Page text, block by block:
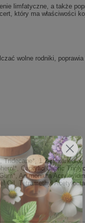
limfatyczne, a także
który ma właściwości
wolne rodniki,
1,2-
Caprylic/Capric
Ammonium
Oil, Tetramethyl